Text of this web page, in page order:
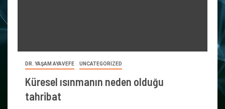
DR. YAŞAM AYAVEFE UNCATEGORIZED
Küresel ısınmanın neden olduğu
tahribat